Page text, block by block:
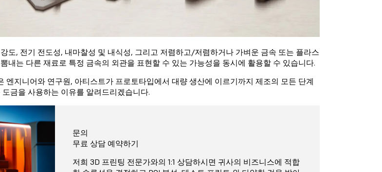
도, 전기 전도성, 내마찰성 및 내식성, 그리고 저렴하고/저렴하거나 가벼운 금속 또는 플라스
내는 다른 재료로 특정 금속의 외관을 표현할 수 있는 가능성을 동시에 활용할 수 있습니다.
엔지니어와 연구원, 아티스트가 프로토타입에서 대량 생산에 이르기까지 제조의 모든 단계
금을 사용하는 이유를 알려드리겠습니다.
문의
무료 상담 예약하기
저희 3D 프린팅 전문가와의 1:1 상담하시면 귀사의 비즈니스에 적합